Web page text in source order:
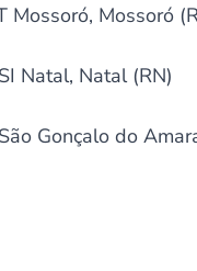
Mossoró, Mossoró
Natal, Natal (RN)
Gonçalo do